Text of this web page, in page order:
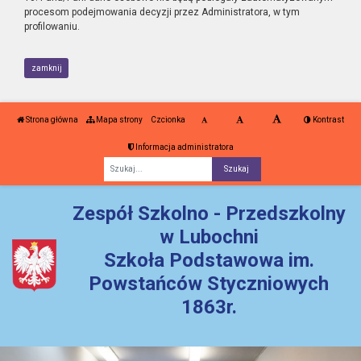
procesom podejmowania decyzji przez Administratora, w tym
profilowaniu.
zamknij
Strona główna Mapa strony Czcionka Kontrast
Informacja administratora
Zespół Szkolno - Przedszkolny
w Lubochni
Szkoła Podstawowa im.
Powstańców Styczniowych
1863r.